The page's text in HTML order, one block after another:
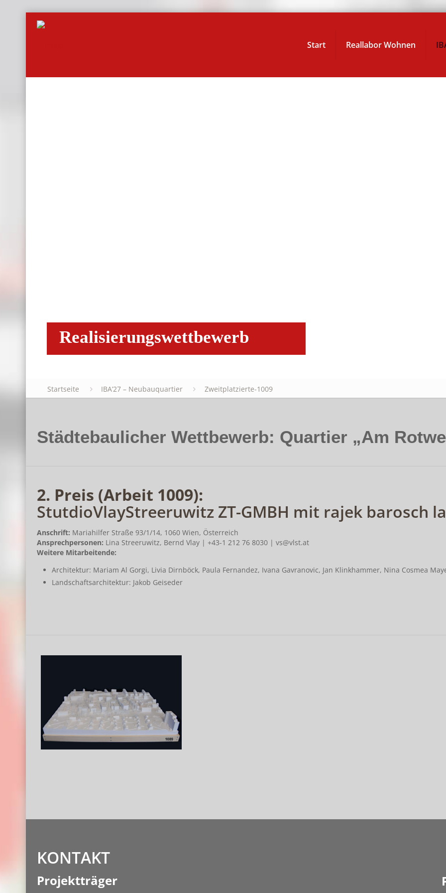
Start Reallabor Wohnen
Realisierungswettbewerb
Startseite IBA’27 – Neubauquartier Zweitplatzierte-1009
Städtebaulicher Wettbewerb: Quartier „Am
2. Preis (Arbeit 1009):
StutdioVlayStreeruwitz ZT-GMBH mit rajek barosch
Anschrift: Mariahilfer Straße 93/1/14, 1060 Wien, Österreich
Ansprechpersonen: Lina Streeruwitz, Bernd Vlay | +43-1 212 76 8030 | vs@vlst.at
Weitere Mitarbeitende:
Architektur: Mariam Al Gorgi, Livia Dirnböck, Paula Fernandez, Ivana Gavranovic, Jan Klinkhammer, Nina Cosmea
Landschaftsarchitektur: Jakob Geiseder
KONTAKT
Projektträger